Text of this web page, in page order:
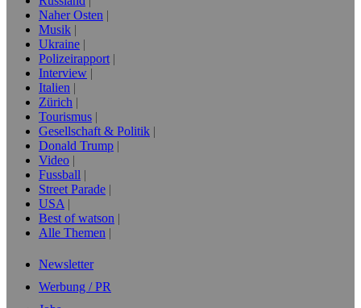
Naher Osten
Musik
Ukraine
Polizeirapport
Interview
Italien
Zürich
Tourismus
Gesellschaft & Politik
Donald Trump
Video
Fussball
Street Parade
USA
Best of watson
Alle Themen
Newsletter
Werbung / PR